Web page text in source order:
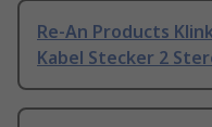
Re-An Products
Kabel Stecker 2